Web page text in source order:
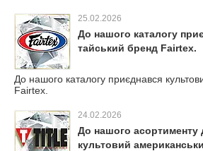
25.02.2026
До нашого каталогу
тайський бренд Fairtex.
До нашого каталогу приєднався
Fairtex.
24.02.2026
До нашого асортименту
культовий